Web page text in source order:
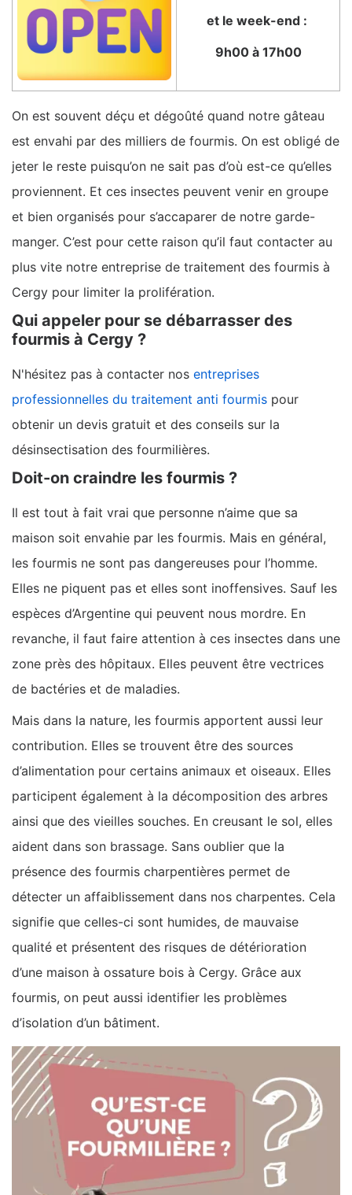
et le week-end :
9h00 à 17h00
On est souvent déçu et dégoûté quand notre gâteau
est envahi par des milliers de fourmis. On est obligé de
jeter le reste puisqu’on ne sait pas d’où est-ce qu’elles
proviennent. Et ces insectes peuvent venir en groupe
et bien organisés pour s’accaparer de notre garde-
manger. C’est pour cette raison qu’il faut contacter au
plus vite notre entreprise de traitement des fourmis à
Cergy pour limiter la prolifération.
Qui appeler pour se débarrasser des
fourmis à Cergy ?
N'hésitez pas à contacter nos entreprises
professionnelles du traitement anti fourmis pour
obtenir un devis gratuit et des conseils sur la
désinsectisation des fourmilières.
Doit-on craindre les fourmis ?
Il est tout à fait vrai que personne n’aime que sa
maison soit envahie par les fourmis. Mais en général,
les fourmis ne sont pas dangereuses pour l’homme.
Elles ne piquent pas et elles sont inoffensives. Sauf les
espèces d’Argentine qui peuvent nous mordre. En
revanche, il faut faire attention à ces insectes dans une
zone près des hôpitaux. Elles peuvent être vectrices
de bactéries et de maladies.
Mais dans la nature, les fourmis apportent aussi leur
contribution. Elles se trouvent être des sources
d’alimentation pour certains animaux et oiseaux. Elles
participent également à la décomposition des arbres
ainsi que des vieilles souches. En creusant le sol, elles
aident dans son brassage. Sans oublier que la
présence des fourmis charpentières permet de
détecter un affaiblissement dans nos charpentes. Cela
signifie que celles-ci sont humides, de mauvaise
qualité et présentent des risques de détérioration
d’une maison à ossature bois à Cergy. Grâce aux
fourmis, on peut aussi identifier les problèmes
d’isolation d’un bâtiment.